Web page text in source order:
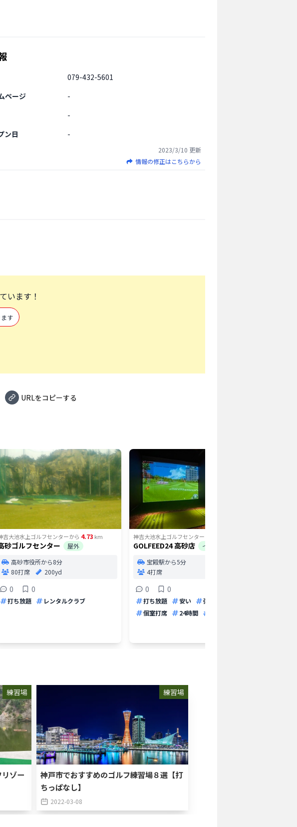
079-432-5601
ページ
-
-
ン日
-
2023/3/10 更新
情報の修正はこちらから
います！
す
URLをコピーする
吉大池水上ゴルフセンターから 4.73 km
砂ゴルフセンター
屋外
高砂市役所から8分
80打席
200yd
0 0
打ち放題 レンタルクラブ
神吉大池水上ゴルフセンター
GOLFEED24 高砂店
インドア
宝殿駅から5分
4打席
0 0
打ち放題 安い
弾道測定器
個室打席
24時間
練習場
ゾー
練習場
神戸市でおすすめのゴルフ練習場８選【打
ちっぱなし】
2022-03-08